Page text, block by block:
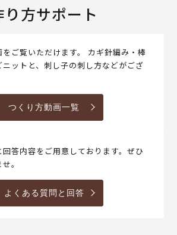
り方サポート
ご覧いただけます。 カギ針編み・棒
ットと、刺し子の刺し方などがござ
つくり方動画一覧
答内容をご用意しております。ぜひ
。
よくある質問と回答